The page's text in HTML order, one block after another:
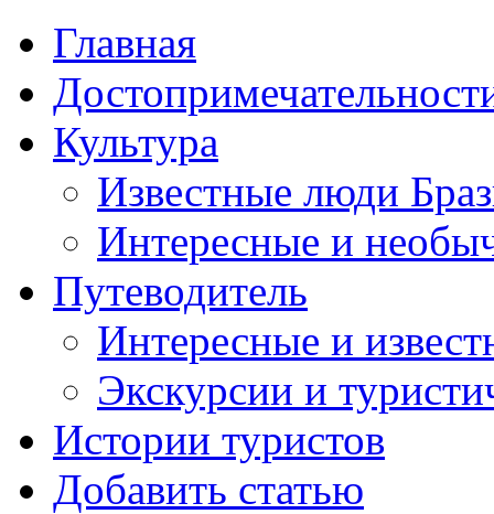
Главная
Культура
Известные люди
Интересные и
Путеводитель
Интересные и
Экскурсии и
Истории туристов
Добавить статью